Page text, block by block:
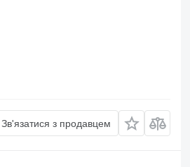
Зв'язатися з продавцем